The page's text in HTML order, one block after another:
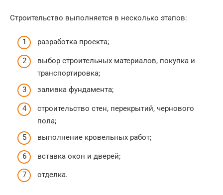
Строительство выполняется в несколько этапов:
разработка проекта;
выбор строительных материалов, покупка и
транспортировка;
заливка фундамента;
строительство стен, перекрытий, чернового
пола;
выполнение кровельных работ;
вставка окон и дверей;
отделка.